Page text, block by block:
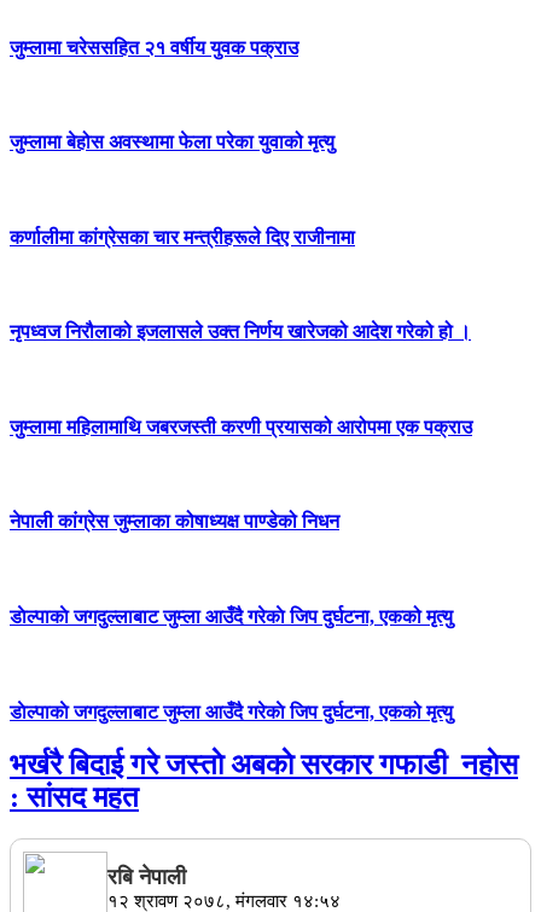
जुम्लामा चरेससहित २१ वर्षीय युवक पक्राउ
जुम्लामा बेहोस अवस्थामा फेला परेका युवाको मृत्यु
कर्णालीमा कांग्रेसका चार मन्त्रीहरूले दिए राजीनामा
नृपध्वज निरौलाको इजलासले उक्त निर्णय खारेजको आदेश गरेको हो ।
जुम्लामा महिलामाथि जबरजस्ती करणी प्रयासको आरोपमा एक पक्राउ
नेपाली कांग्रेस जुम्लाका कोषाध्यक्ष पाण्डेको निधन
डाेल्पाकाे जगदुल्लाबाट जुम्ला आउँदै गरेकाे जिप दुर्घटना, एकको मृत्यु
डाेल्पाकाे जगदुल्लाबाट जुम्ला आउँदै गरेकाे जिप दुर्घटना, एकको मृत्यु
भर्खरै बिदाई गरे जस्ताे अबकाे सरकार गफाडी नहाेस
: सांसद महत
रबि नेपाली
१२ श्रावण २०७८, मंगलवार १४:५४